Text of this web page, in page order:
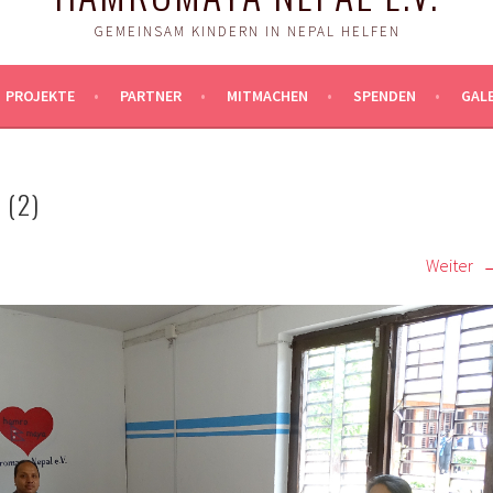
GEMEINSAM KINDERN IN NEPAL HELFEN
PROJEKTE PARTNER MITMACHEN SPENDEN
(2)
Weiter